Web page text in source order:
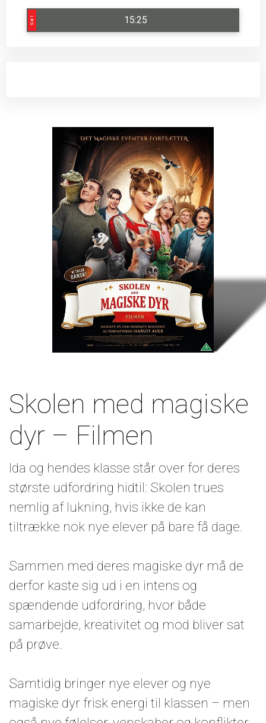
Sal 1 15:25
Skolen med magiske
dyr – Filmen
Ida og hendes klasse står over for deres
største udfordring hidtil: Skolen trues
nemlig af lukning, hvis ikke de kan
tiltrække nok nye elever på bare få dage.
Sammen med deres magiske dyr må de
derfor kaste sig ud i en intens og
spændende udfordring, hvor både
samarbejde, kreativitet og mod bliver sat
på prøve.
Samtidig bringer nye elever og nye
magiske dyr frisk energi til klassen – men